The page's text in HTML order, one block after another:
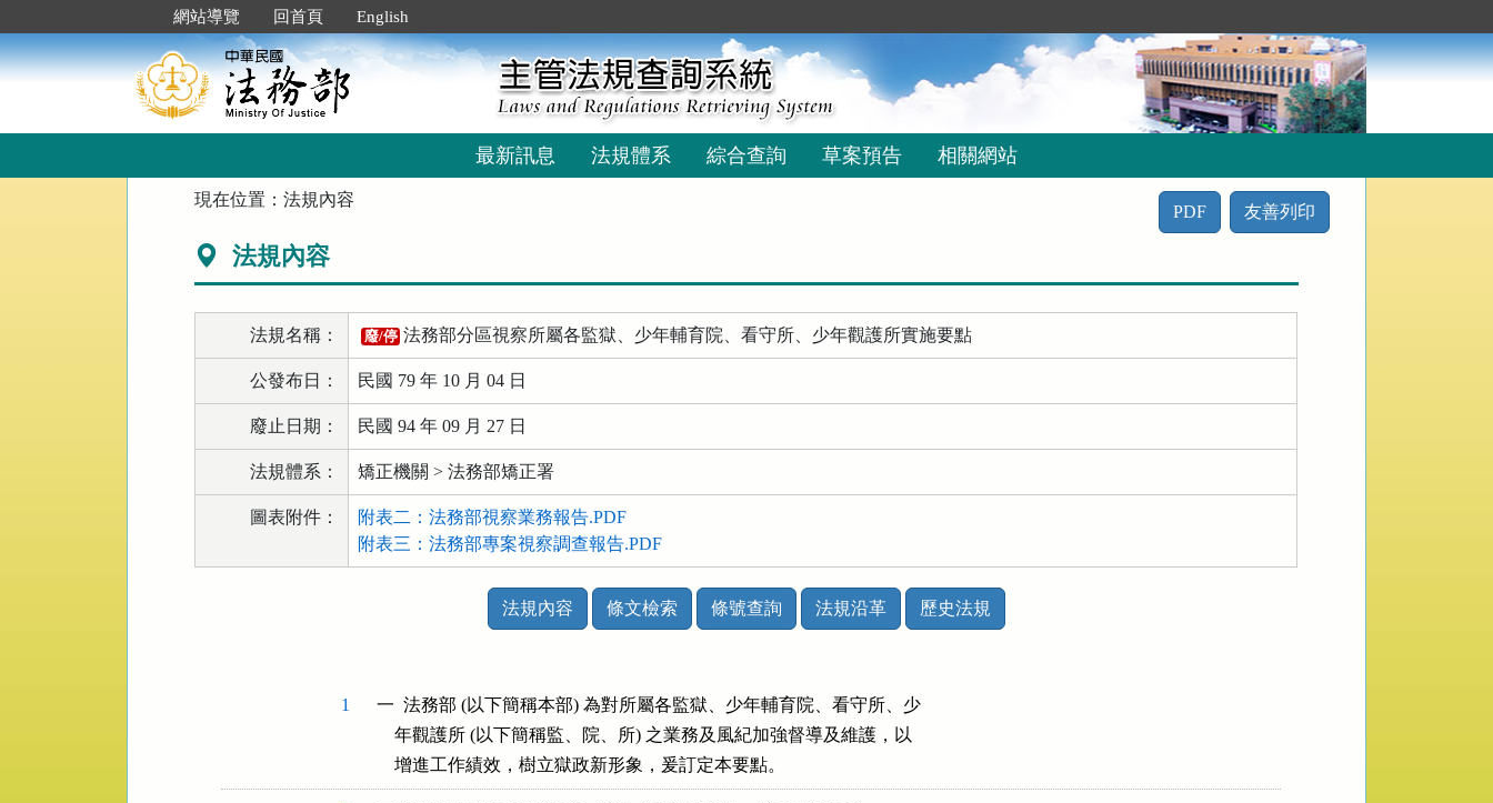
到
主
要
網站導覽 回首頁 English
最新訊息 法規體系 綜合查詢 草案預告 相關網站
現在位置：法規內容
PDF 友善列印
法規內容
法規名稱： 廢/停 法務部分區視察所屬各監獄、少年輔育院、看守所、少年觀護所實施要點
公發布日： 民國 79 年 10 月 04 日
廢止日期： 民國 94 年 09 月 27 日
法規體系： 矯正機關 > 法務部矯正署
圖表附件：
附表二：法務部視察業務報告.PDF
附表三：法務部專案視察調查報告.PDF
法規內容 條文檢索 條號查詢 法規沿革 歷史法規
1
一  法務部 (以下簡稱本部) 為對所屬各監獄、少年輔育院、看守所、少
    年觀護所 (以下簡稱監、院、所) 之業務及風紀加強督導及維護，以